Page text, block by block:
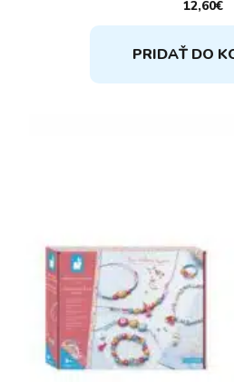
12,60€
PRIDAŤ DO